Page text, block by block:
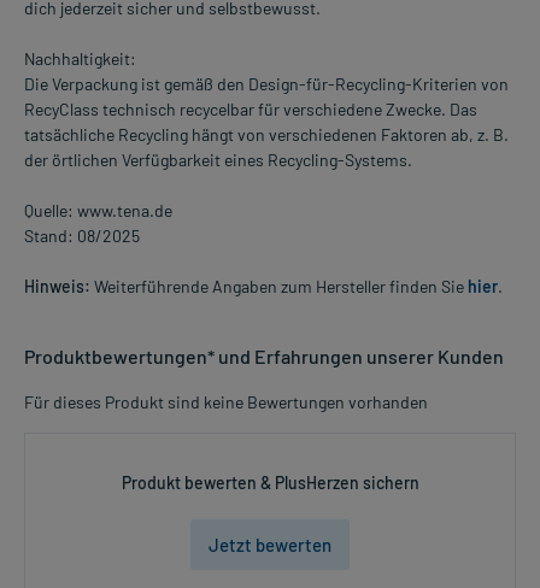
dich jederzeit sicher und selbstbewusst.
Nachhaltigkeit:
Die Verpackung ist gemäß den Design-für-Recycling-Kriterien von
RecyClass technisch recycelbar für verschiedene Zwecke. Das
tatsächliche Recycling hängt von verschiedenen Faktoren ab, z. B.
der örtlichen Verfügbarkeit eines Recycling-Systems.
Quelle: www.tena.de
Stand: 08/2025
Hinweis: Weiterführende Angaben zum Hersteller finden Sie hier.
Produktbewertungen* und Erfahrungen unserer Kunden
Für dieses Produkt sind keine Bewertungen vorhanden
Produkt bewerten & PlusHerzen sichern
Jetzt bewerten